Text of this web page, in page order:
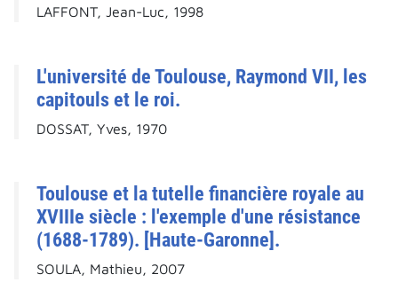
LAFFONT, Jean-Luc, 1998
L'université de Toulouse, Raymond VII, les
capitouls et le roi.
DOSSAT, Yves, 1970
Toulouse et la tutelle financière royale au
XVIIIe siècle : l'exemple d'une résistance
(1688-1789). [Haute-Garonne].
SOULA, Mathieu, 2007